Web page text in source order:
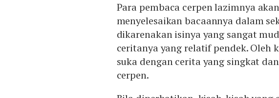
Para pembaca cerpen lazimnya
menyelesaikan bacaannya dalam
dikarenakan isinya yang sangat
ceritanya yang relatif pendek. Oleh
suka dengan cerita yang singkat
cerpen.